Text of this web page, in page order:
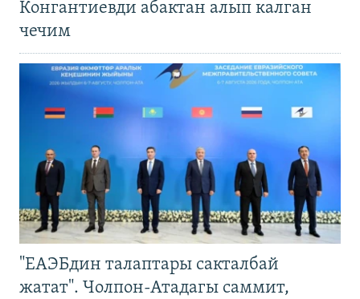
Конгантиевди абактан алып калган
чечим
"ЕАЭБдин талаптары сакталбай
жатат". Чолпон-Атадагы саммит,